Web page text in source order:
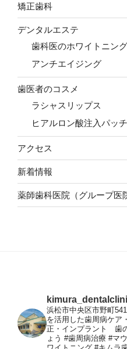
矯正歯科
デンタルエステ
歯科医のホワイトニング
アンチエイジング
歯医者のコスメ
ラシャスリップス
ヒアルロン酸注入パッチ
アクセス
新着情報
薬師歯科医院（グループ医
浜松市中央区市野町
を活用した歯周病ケア
正・インプラント 歯
ょう #歯周病治療 #マ